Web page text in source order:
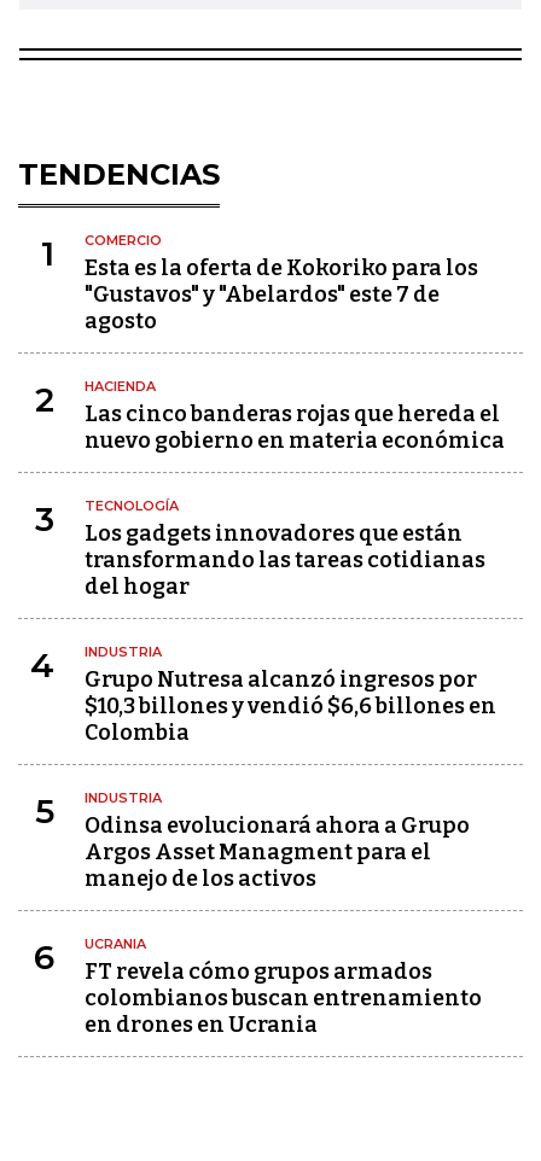
TENDENCIAS
1 COMERCIO
Esta es la oferta de Kokoriko para los
"Gustavos" y "Abelardos" este 7 de
agosto
2 HACIENDA
Las cinco banderas rojas que hereda el
nuevo gobierno en materia económica
3 TECNOLOGÍA
Los gadgets innovadores que están
transformando las tareas cotidianas
del hogar
4 INDUSTRIA
Grupo Nutresa alcanzó ingresos por
$10,3 billones y vendió $6,6 billones en
Colombia
5 INDUSTRIA
Odinsa evolucionará ahora a Grupo
Argos Asset Managment para el
manejo de los activos
6 UCRANIA
FT revela cómo grupos armados
colombianos buscan entrenamiento
en drones en Ucrania